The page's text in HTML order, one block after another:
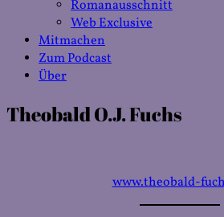
Romanausschnitt
Web Exclusive
Mitmachen
Zum Podcast
Über
Theobald O.J. Fuchs
www.theobald-